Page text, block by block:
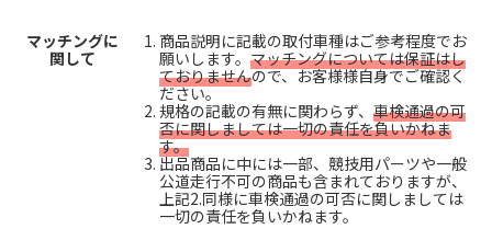
マッチングに
関して
商品説明に記載の取付車種はご参考程度でお
願いします。 マッチングについては保証はし
ておりませんので、お客様様自身でご確認く
ださい。
規格の記載の有無に関わらず、 車検通過の可
否に関しましては一切の責任を負いかねま
す。
出品商品に中には一部、競技用パーツや一般
公道走行不可の商品も含まれておりますが、
上記2.同様に車検通過の可否に関しましては
一切の責任を負いかねます。